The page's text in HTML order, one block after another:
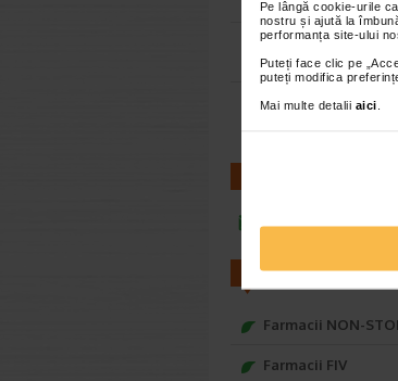
Pe lângă cookie-urile
nostru și ajută la
performanța site-ului
Puteți face clic pe
puteți modifica
Mai multe detalii aici
Adora – Adorabili
din prima clipa
Seturi cadou
FARMACII
Farmacii NON-
Farmacii FIV